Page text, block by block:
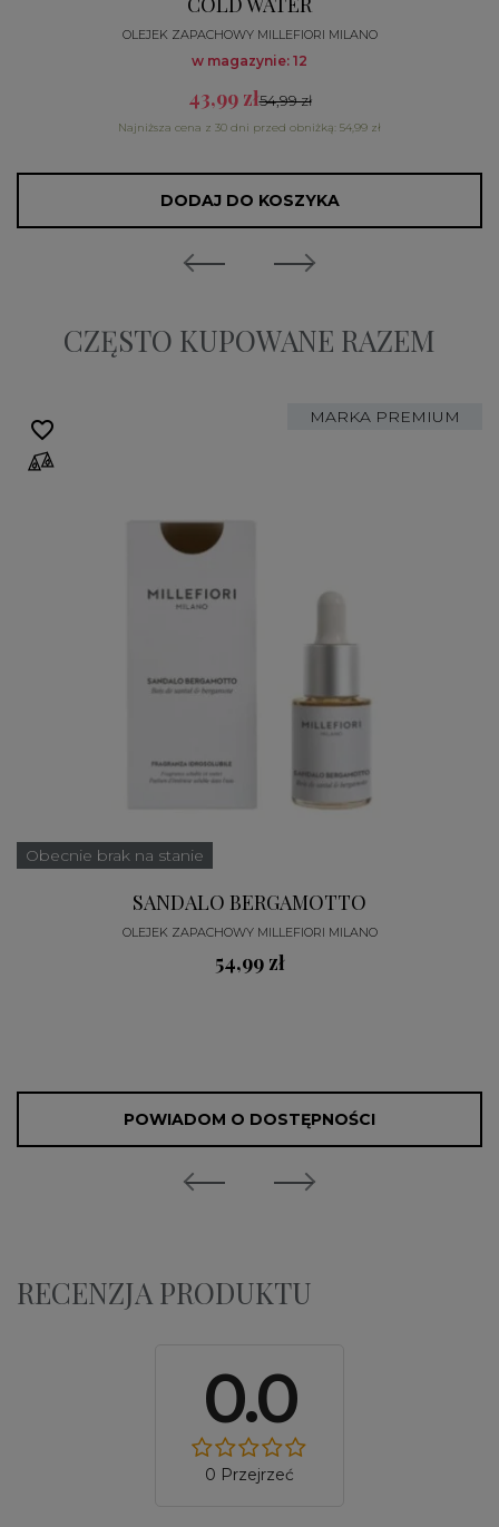
OLEJEK ZAPACHOWY MILLEFIORI MILANO
w magazynie: 12
43,99 zł54,99 zł
Najniższa cena z 30 dni przed obniżką: 54,99 zł
DODAJ DO KOSZYKA
CZĘSTO KUPOWANE RAZEM
MARKA PREMIUM
Obecnie brak na stanie
SANDALO BERGAMOTTO
OLEJEK ZAPACHOWY MILLEFIORI MILANO
54,99 zł
POWIADOM O DOSTĘPNOŚCI
favorite_border
RECENZJA PRODUKTU
0.0
0 Przejrzeć